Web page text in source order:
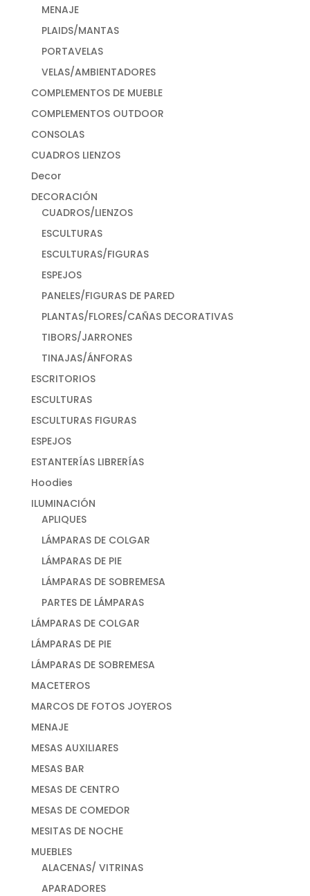
MENAJE
PLAIDS/MANTAS
PORTAVELAS
VELAS/AMBIENTADORES
COMPLEMENTOS DE MUEBLE
COMPLEMENTOS OUTDOOR
CONSOLAS
CUADROS LIENZOS
Decor
DECORACIÓN
CUADROS/LIENZOS
ESCULTURAS
ESCULTURAS/FIGURAS
ESPEJOS
PANELES/FIGURAS DE PARED
PLANTAS/FLORES/CAÑAS DECORATIVAS
TIBORS/JARRONES
TINAJAS/ÁNFORAS
ESCRITORIOS
ESCULTURAS
ESCULTURAS FIGURAS
ESPEJOS
ESTANTERÍAS LIBRERÍAS
Hoodies
ILUMINACIÓN
APLIQUES
LÁMPARAS DE COLGAR
LÁMPARAS DE PIE
LÁMPARAS DE SOBREMESA
PARTES DE LÁMPARAS
LÁMPARAS DE COLGAR
LÁMPARAS DE PIE
LÁMPARAS DE SOBREMESA
MACETEROS
MARCOS DE FOTOS JOYEROS
MENAJE
MESAS AUXILIARES
MESAS BAR
MESAS DE CENTRO
MESAS DE COMEDOR
MESITAS DE NOCHE
MUEBLES
ALACENAS/ VITRINAS
APARADORES